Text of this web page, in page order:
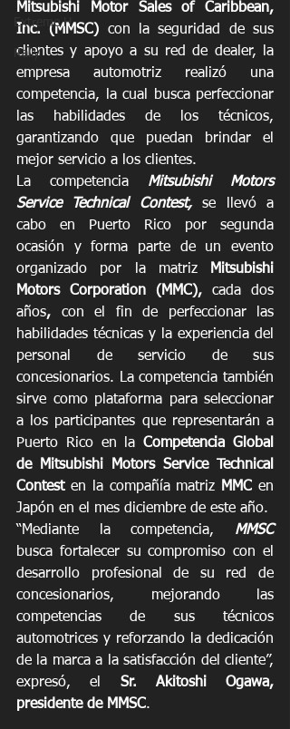
Extreme H
Rally
Mitsubishi Motor Sales of Caribbean,
Inc. (MMSC) con la seguridad de sus
clientes y apoyo a su red de dealer, la
empresa automotriz realizó una
competencia, la cual busca perfeccionar
las habilidades de los técnicos,
garantizando que puedan brindar el
mejor servicio a los clientes.
La competencia Mitsubishi Motors
Service Technical Contest, se
llevó a
cabo en Puerto Rico por segunda
ocasión y forma parte de un evento
organizado por la matriz Mitsubishi
Motors Corporation
(MMC), cada dos
años, con el fin de perfeccionar las
habilidades técnicas y la experiencia del
personal de servicio de sus
concesionarios. La competencia también
sirve como plataforma para seleccionar
a los participantes que representarán a
Puerto Rico en la Competencia Global
de Mitsubishi Motors Service Technical
Contest en la compañía matriz MMC en
Japón en el mes diciembre de este año.
“Mediante la competencia,
MMSC
busca fortalecer su compromiso con el
desarrollo profesional de su red de
concesionarios, mejorando las
competencias de sus técnicos
automotrices y reforzando la dedicación
de la marca a la satisfacción del cliente”,
expresó, el Sr. Akitoshi Ogawa,
presidente de MMSC.